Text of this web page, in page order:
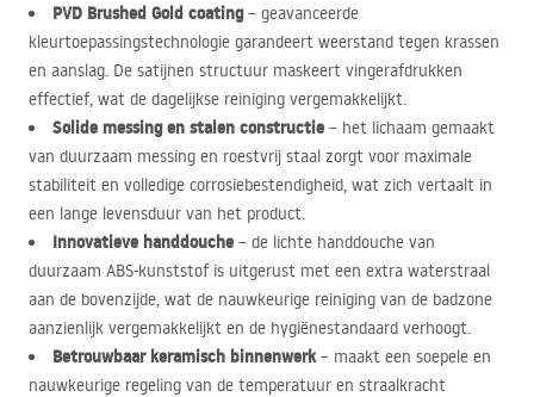
PVD Brushed Gold coating– geavanceerde
kleurtoepassingstechnologie garandeert weerstand tegen krassen
en aanslag. De satijnen structuur maskeert vingerafdrukken
effectief, wat de dagelijkse reiniging vergemakkelijkt.
Solide messing en stalen constructie – het lichaam gemaakt
van duurzaam messing en roestvrij staal zorgt voor maximale
stabiliteit en volledige corrosiebestendigheid, wat zich vertaalt in
een lange levensduur van het product.
Innovatieve handdouche – de lichte handdouche van
duurzaam ABS-kunststof is uitgerust met een extra waterstraal
aan de bovenzijde, wat de nauwkeurige reiniging van de badzone
aanzienlijk vergemakkelijkt en de hygiënestandaard verhoogt.
Betrouwbaar keramisch binnenwerk– maakt een soepele en
nauwkeurige regeling van de temperatuur en straalkracht